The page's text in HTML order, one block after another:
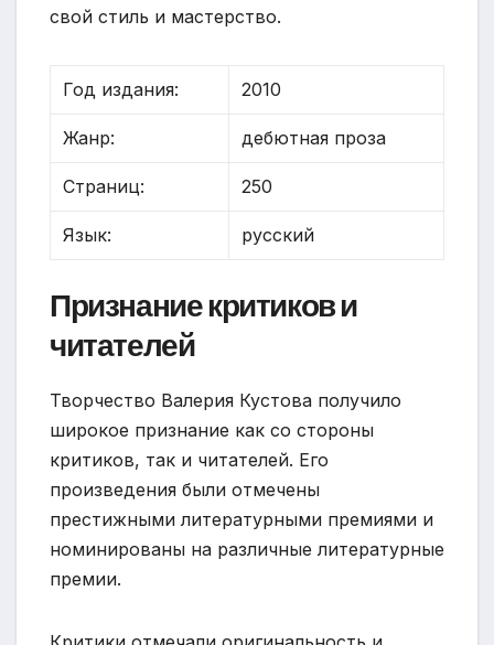
свой стиль и мастерство.
Год издания: 2010
Жанр: дебютная проза
Страниц: 250
Язык: русский
Признание критиков и
читателей
Творчество Валерия Кустова получило
широкое признание как со стороны
критиков, так и читателей. Его
произведения были отмечены
престижными литературными премиями и
номинированы на различные литературные
премии.